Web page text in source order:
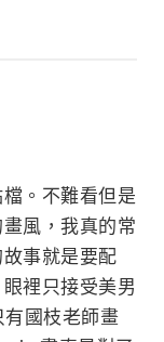
。不難看但是
風，我真的常
事就是要配
裡只接受美男
國枝老師畫